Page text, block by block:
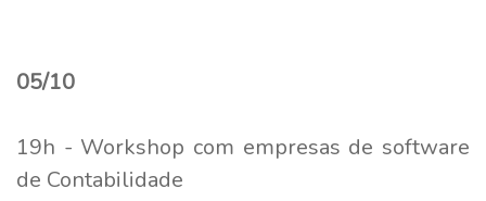
05/10
19h - Workshop com empresas de software
de Contabilidade